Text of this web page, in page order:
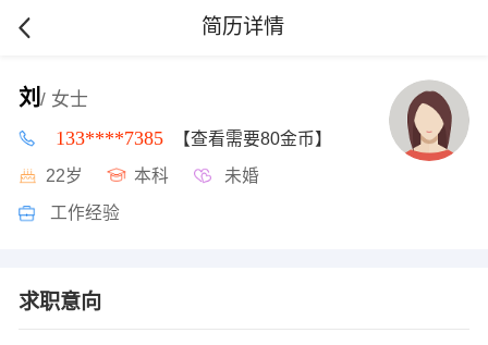
简历详情
刘 / 女士
133****7385 【查看需要80金币】
22岁 本科 未婚
工作经验
求职意向